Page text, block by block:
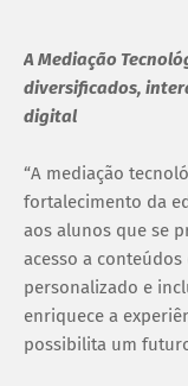
A Mediação
diversificados,
digital
“A mediação
fortalecimento da
aos alunos que se
acesso a
personalizado e
enriquece a
possibilita um